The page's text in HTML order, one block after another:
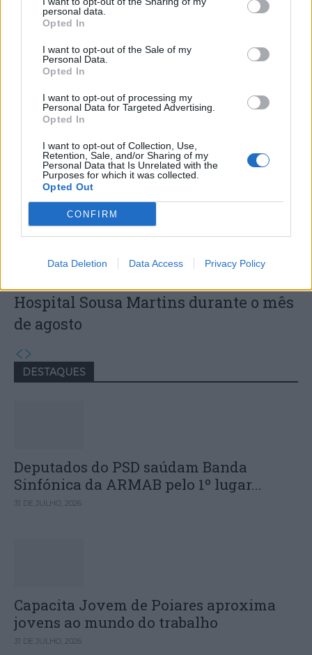
personal data.
Opted In
I want to opt-out of the Sale of my
Personal Data.
Opted In
I want to opt-out of processing my
Personal Data for Targeted Advertising.
Opted In
I want to opt-out of Collection, Use,
Retention, Sale, and/or Sharing of my
Personal Data that Is Unrelated with the
Purposes for which it was collected.
Opted Out
CONFIRM
Data Deletion Data Access Privacy Policy
Capacita Jovem de Poiares aproxima
jovens ao mundo do trabalho
Hospital Sousa Martins durante o mês
de agosto
DESTAQUES
Deputados do PSD saúdam Banda
Sinfónica da ARMAB pelo 1º lugar...
31 DE JULHO, 2026
Capacita Jovem de Poiares aproxima
jovens ao mundo do trabalho
31 DE JULHO, 2026